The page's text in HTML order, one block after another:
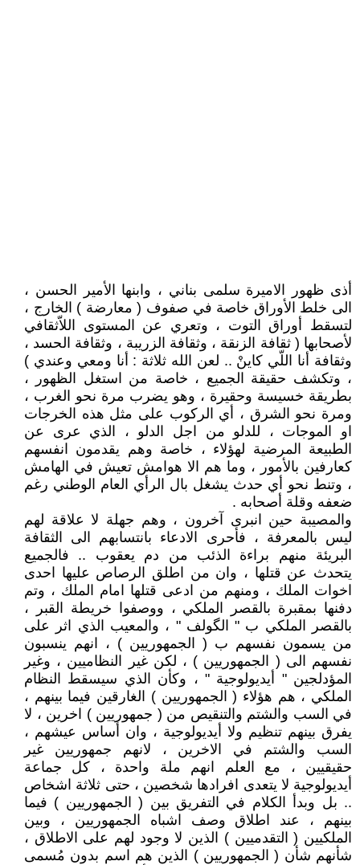
أذى ظهور الاميرة سلمى بناني ، وابنها الأمير الحسن ،
الى خلط الأوراق خاصة في صفوف ( معارضة ) الخارج ،
لتسقط أوراق التوت ، وتعري عن المستوى اللاّثقافي
لأصحابها ( ثقافة الزنقة ، وثقافة الزريبة ، وثقافة الحسد ،
وثقافة أنا اللّي كاينْ .. لعن الله ثلاثة : أنا ومعي وعندي )
، وتكشف حقيقة الجميع ، خاصة من استغل الظهور ،
بطريقة خسيسة وحقيرة ، وهو يضرب مرة نحو الغرب ،
ومرة نحو الشرق ، أي الركوب على مثل هذه الخرجات
او الموجات ، للدلو من اجل الدلو ، الذي عرى عن
الطبيعة المرضية لهؤلاء ، خاصة وهم يقدمون انفسهم
كعارفين بالأمور ، وما هم الا هوامش تعيش في الهامش
، وتنط نحو أي حدث يشغل بال الرأي العام الوطني رغم
ضعفه وقلة أصحابه .
والمصيبة حين انبرى آخرون ، وهم جهلة لا علاقة لهم
ليس بالمعرفة ، فأحرى الادعاء بانتسابهم الى الثقافة
البريئة منهم براءة الذئب من دم يعقوب .. فالجميع
يتحدث عن قتلها ، وان من اطلق الرصاص عليها احدى
اخوات الملك ، ومنهم من ادعى قتلها امام الملك ، وتم
دفنها بمقبرة بالقصر الملكي ، ووصفوا خريطة القبر ،
بالقصر الملكي ب " الگولف " ، والمعيب الذي اثر على
من يسمون نفسهم ب ( الجمهوريين ) ، انهم ينسبون
نفسهم الى ( الجمهوريين ) ، لكن غير النظاميين ، وغير
المؤدلجين " أيديولوجية " ، وكأن الذي سيسقط النظام
الملكي ، هم هؤلاء ( الجمهوريين ) الغارقين فيما بينهم ،
في السب والشتم والتنقيص من ( جمهوريين ) اخرين ، لا
يفرق بينهم تنظيم ولا أيديولوجية ، وان أساس عيشهم ،
السب والشتم في الاخرين ، لانهم جمهوريين غير
حقيقيين ، مع العلم انهم ملة واحدة ، كل جماعة
أيديولوجية لا يتعدى افرادها شخصين ، حتى ثلاثة اشخاص
.. بل وبدأ الكلام في التفريق بين ( الجمهوريين ) فيما
بينهم ، عند اطلاق وصف اشباه الجمهوريين ، وبين
الملكيين ( التقدميين ) الذين لا وجود لهم على الاطلاق ،
شأنهم شأن ( الجمهوريين ) الذين هم اسم بدون مُسمى